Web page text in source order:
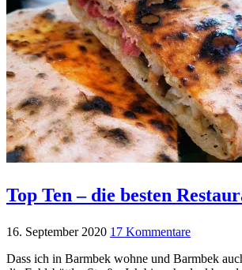
Top Ten – die besten
16. September 2020 17 Kommentare
Dass ich in Barmbek wohne und Barmbek